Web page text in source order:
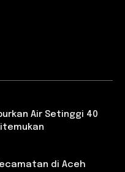
Air Setinggi 40
di Aceh